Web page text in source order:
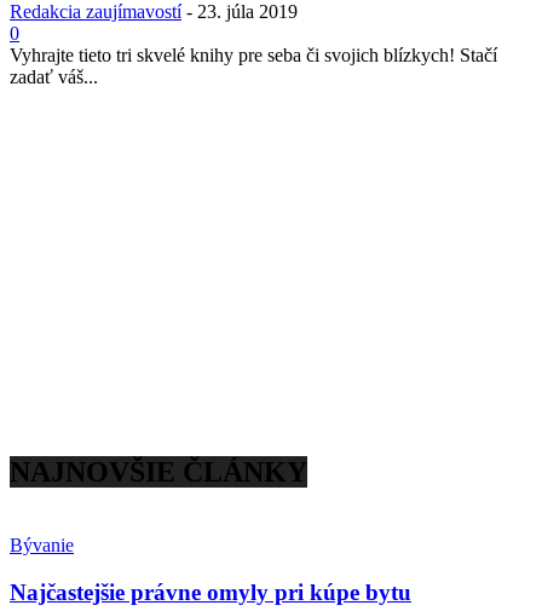
Redakcia zaujímavostí - 23. júla 2019
0
Vyhrajte tieto tri skvelé knihy pre seba či svojich blízkych! Stačí
zadať váš...
NAJNOVŠIE ČLÁNKY
Bývanie
Najčastejšie právne omyly pri kúpe bytu